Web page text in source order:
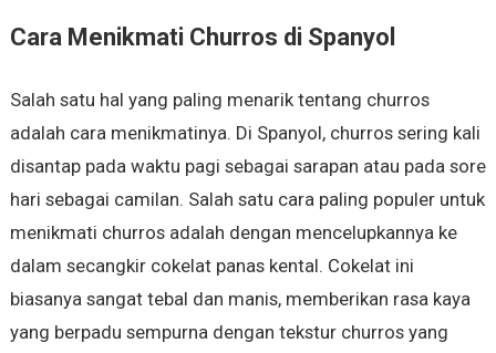
Cara Menikmati Churros di Spanyol
Salah satu hal yang paling menarik tentang churros
adalah cara menikmatinya. Di Spanyol, churros sering kali
disantap pada waktu pagi sebagai sarapan atau pada sore
hari sebagai camilan. Salah satu cara paling populer untuk
menikmati churros adalah dengan mencelupkannya ke
dalam secangkir cokelat panas kental. Cokelat ini
biasanya sangat tebal dan manis, memberikan rasa kaya
yang berpadu sempurna dengan tekstur churros yang